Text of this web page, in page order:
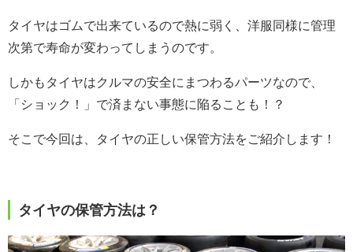
タイヤはゴムで出来ているので熱に弱く、洋服同様に管理
次第で寿命が変わってしまうのです。
しかもタイヤはクルマの安全にまつわるパーツなので、
「ショック！」で済まない事態に陥ることも！？
そこで今回は、タイヤの正しい保管方法をご紹介します！
タイヤの保管方法は？